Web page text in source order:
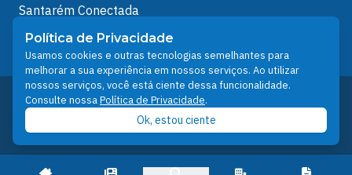
Santarém Conectada
Política de Privacidade
People illustrations by Storyset
Desenvolvido pelo Núcleo Técnico de Gestão de
Tecnologia da Informação - NTI
Prefeitura de Santarém © 2026
Política de Privacidade
Usamos cookies e outras tecnologias semelhantes para
melhorar a sua experiência em nossos serviços. Ao utilizar
nossos serviços, você está ciente dessa funcionalidade.
Consulte nossaPolítica de Privacidade.
Ok, estou ciente